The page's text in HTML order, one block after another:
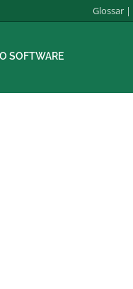
Glossar|
SOFTWARE